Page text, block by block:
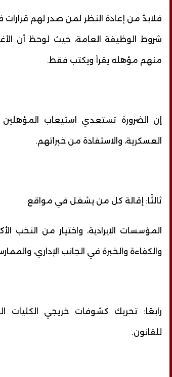
فلابدَّ من إعادة النظر لمن صدر لهم
شروط الوظيفة العامة، حيث لوحظ أن
منهم مؤهله يقرأ ويكتب فقط.
إن الضرورة تستعدي استيعاب
العسكرية، والاستفادة من خبراتهم.
ثالثًا: إقالة كل من يشغل في مواقع
المؤسسات الايرادية، واختيار من النخب
والكفاءة والخبرة في الجانب الإداري،
رابعًا: تحريك كشوفات خريجي الكليات
للقانون.